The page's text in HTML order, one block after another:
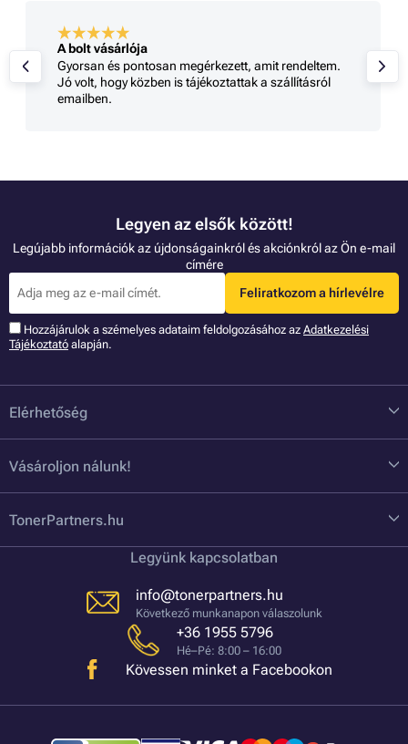
A bolt vásárlója
Gyorsan és pontosan megérkezett, amit rendeltem.
Jó volt, hogy közben is tájékoztattak a szállításról
emailben.
Legyen az elsők között!
Legújabb információk az újdonságainkról és akciónkról az Ön e-mail
címére
Feliratkozom a hírlevélre
Hozzájárulok a szémelyes adataim feldolgozásához az Adatkezelési
Tájékoztató alapján.
Elérhetőség
Vásároljon nálunk!
TonerPartners.hu
Legyünk kapcsolatban
info@tonerpartners.hu
Következő munkanapon válaszolunk
+36 1955 5796
Hé–Pé: 8:00 – 16:00
Kövessen minket a Facebookon